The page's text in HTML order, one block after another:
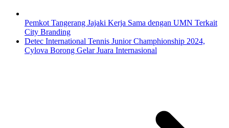
Pemkot Tangerang Jajaki Kerja Sama dengan UMN Terkait
City Branding
Detec International Tennis Junior Champhionship 2024,
Cylova Borong Gelar Juara Internasional